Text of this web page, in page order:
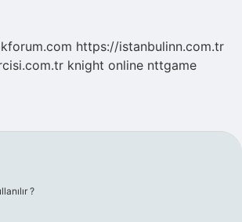
https://istanbulinn.com.tr
knight online nttgame
?